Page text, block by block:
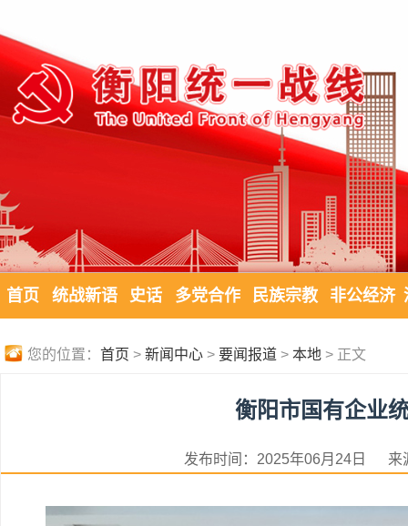
首页 统战新语 史话 多党合作 民族宗教 非公经济
您的位置： 首页 > 新闻中心 > 要闻报道 > 本地 > 正文
衡阳市国有企业
发布时间：2025年06月24日